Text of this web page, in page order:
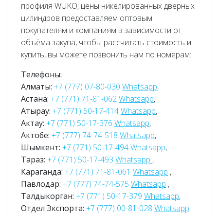
профиля WUKO, цены никелированных дверных
цилиндров предоставляем оптовым
покупателям и компаниям в зависимости от
объёма закупа, чтобы рассчитать стоимость и
купить, вы можете позвонить нам по номерам:
Телефоны:
Алматы: +7 (777) 07-80-030 Whatsapp,
Астана: +7 (771) 71-81-062Whatsapp,
Атырау: +7 (771) 50-17-414Whatsapp,
Актау: +7 (771) 50-17-376 Whatsapp,
Актобе: +7 (777) 74-74-518 Whatsapp,
Шымкент: +7 (771) 50-17-494Whatsapp,
Тараз: +7 (771) 50-17-493 Whatsapp ,
Караганда: +7 (771) 71-81-061 Whatsapp ,
Павлодар: +7 (777) 74-74-575 Whatsapp ,
Талдыкорган: +7 (771) 50-17-379 Whatsapp,
Отдел Экспорта: +7 (777) 00-81-028 Whatsapp